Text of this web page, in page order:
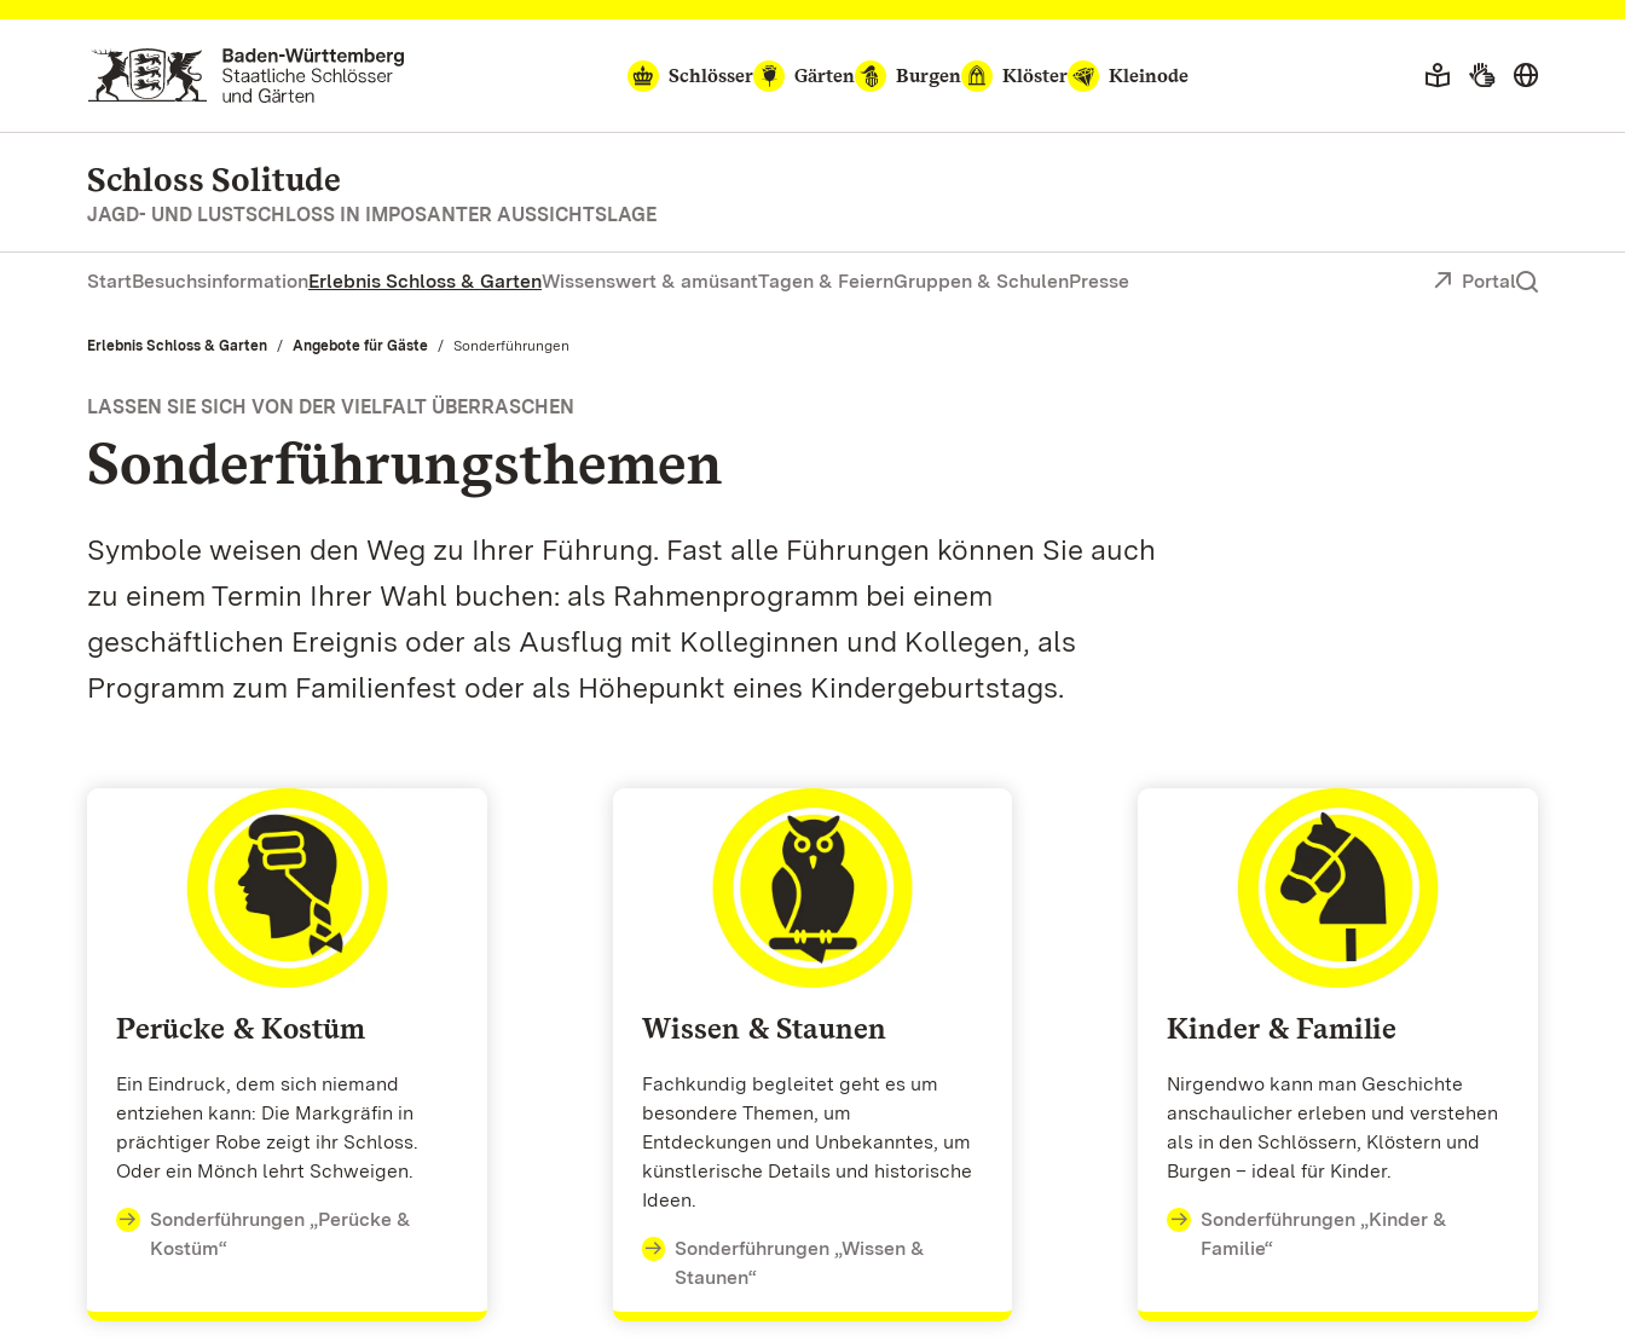
Zum Hauptinhalt springen
Schlösser
Gärten Burgen Klöster Kleinode
Schloss Solitude
JAGD- UND LUSTSCHLOSS IN IMPOSANTER AUSSICHTSLAGE
StartBesuchsinformationErlebnis Schloss & GartenWissenswert & amüsantTagen & FeiernGruppen & SchulenPresse Portal
Erlebnis Schloss & Garten Angebote für Gäste Aktuell:
Sonderführungen
LASSEN SIE SICH VON DER VIELFALT ÜBERRASCHEN
Sonderführungsthemen
Symbole weisen den Weg zu Ihrer Führung. Fast alle Führungen können Sie auch
zu einem Termin Ihrer Wahl buchen: als Rahmenprogramm bei einem
geschäftlichen Ereignis oder als Ausflug mit Kolleginnen und Kollegen, als
Programm zum Familienfest oder als Höhepunkt eines Kindergeburtstags.
Perücke & Kostüm
Ein Eindruck, dem sich niemand
entziehen kann: Die Markgräfin in
prächtiger Robe zeigt ihr Schloss.
Oder ein Mönch lehrt Schweigen.
Sonderführungen „Perücke &
Kostüm“
Wissen & Staunen
Fachkundig begleitet geht es um
besondere Themen, um
Entdeckungen und Unbekanntes, um
künstlerische Details und historische
Ideen.
Sonderführungen „Wissen &
Staunen“
Kinder & Familie
Nirgendwo kann man Geschichte
anschaulicher erleben und verstehen
als in den Schlössern, Klöstern und
Burgen – ideal für Kinder.
Sonderführungen „Kinder &
Familie“